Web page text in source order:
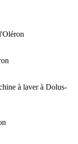
à laver à Dolus-